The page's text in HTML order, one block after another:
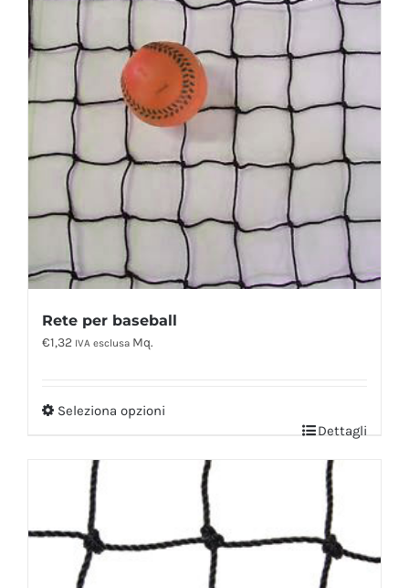
Rete per baseball
€1,32 IVA esclusa Mq.
Seleziona opzioni
Dettagli